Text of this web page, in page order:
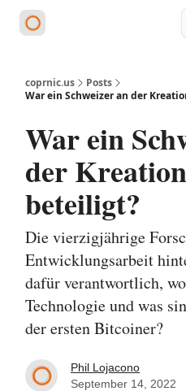
coprnic.us
Posts
War ein Schweizer an der
War ein
der
beteiligt?
Die vierzigjährige
Entwicklungsarbeit
dafür verantwortlich,
Technologie und was
der ersten Bitcoiner?
Phil Lojacono
September 14, 2022